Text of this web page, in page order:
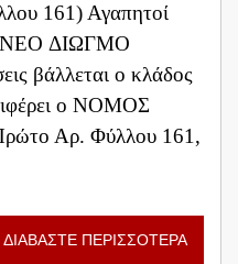
161) Αγαπητοί
ΝΕΟ ΔΙΩΓΜΟ
βάλλεται ο κλάδος
ο ΝΟΜΟΣ
Αρ. Φύλλου 161,
ΔΙΑΒΑΣΤΕ ΠΕΡΙΣΣΟΤΕΡΑ